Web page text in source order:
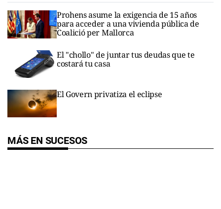
Prohens asume la exigencia de 15 años
para acceder a una vivienda pública de
Coalició per Mallorca
El "chollo" de juntar tus deudas que te
costará tu casa
El Govern privatiza el eclipse
MÁS EN SUCESOS